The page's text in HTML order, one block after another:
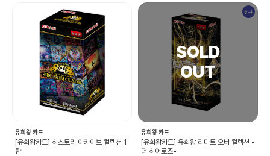
유희왕 카드
[유희왕카드] 히스토리 아카이브 컬렉션 1
탄
신규
유희왕 카드
[유희왕카드] 유희왕 리미트 오버 컬렉션 -
더 히어로즈-